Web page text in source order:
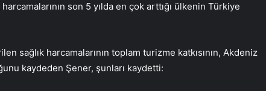
son 5 yılda en çok arttığı ülkenin Türkiye
sağlık harcamalarının toplam turizme katkısının, Akdeniz
kaydeden Şener, şunları kaydetti: